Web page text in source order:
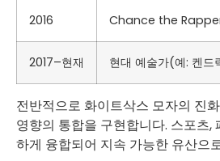
2016 Chance the Rapper
2017–현재 현대 예술가(예: 켄드
전반적으로 화이트삭스 모자의 진
영향의 통합을 구현합니다. 스포츠,
하게 융합되어 지속 가능한 유산으